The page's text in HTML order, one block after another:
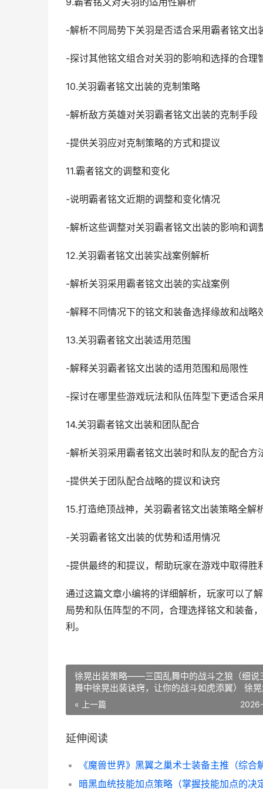
-解析不同局势下关羽是否适合采用霸者铭文出
-探讨其他铭文组合对关羽的影响和选择的合理
10.关羽霸者铭文出装的克制策略
-解析敌方英雄对关羽霸者铭文出装的克制手段
-提供关羽应对克制策略的方式和提议
11.霸者铭文的调整和变化
-说明霸者铭文近期的调整和变化情况
-解析这些调整对关羽霸者铭文出装的影响和调
12.关羽霸者铭文出装实战案例解析
-解析关羽采用霸者铭文出装的实战案例
-解释不同情况下的铭文和装备选择缘故和战略
13.关羽霸者铭文出装适用范围
-解释关羽霸者铭文出装的适用范围和局限性
-探讨在哪里些游戏玩法和队伍阵型下更适合采
14.关羽霸者铭文出装和团队配合
-解析关羽采用霸者铭文出装时和队友的配合方
-提供关于团队配合战略的提议和诀窍
15.打造绝顶战神，关羽霸者铭文出装策略全解
-关羽霸者铭文出装的优势和适用情况
-提供最终的和提议，帮助玩家在游戏中取得胜
通过这篇文章小编将的详细解析，玩家可以了
局势和队伍阵型的不同，合理选择铭文和装备
利。
徐晃出装策略——三国乱舞中的战斗之狼（细说
舞中徐晃出装诀窍，让你的战斗如虎添翼） 徐
配技能
« 上一篇
延伸阅读